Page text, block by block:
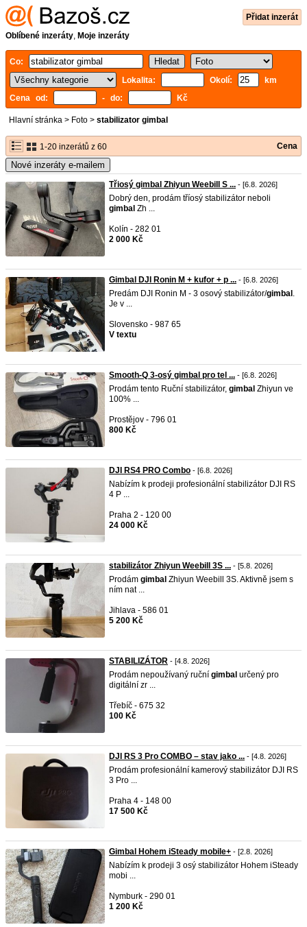
Přidat inzerát
Oblíbené inzeráty, Moje inzeráty
Co:
Lokalita:
Okolí:
km
Cena od:
- do: Kč
Hlavní stránka > Foto > stabilizator gimbal
1-20 inzerátů z 60 Cena
Nové inzeráty e-mailem
Třiosý gimbal Zhiyun Weebill S ... - [6.8. 2026]
Dobrý den, prodám tříosý stabilizátor neboli
gimbal Zh ...
Kolín - 282 01
2 000 Kč
Gimbal DJI Ronin M + kufor + p ... - [6.8. 2026]
Predám DJI Ronin M - 3 osový stabilizátor/gimbal .
Je v ...
Slovensko - 987 65
V textu
Smooth-Q 3-osý gimbal pro tel ... - [6.8. 2026]
Prodám tento Ruční stabilizátor, gimbal Zhiyun ve
100% ...
Prostějov - 796 01
800 Kč
DJI RS4 PRO Combo - [6.8. 2026]
Nabízím k prodeji profesionální stabilizátor DJI RS
4 P ...
Praha 2 - 120 00
24 000 Kč
stabilizátor Zhiyun Weebill 3S ... - [5.8. 2026]
Prodám gimbal Zhiyun Weebill 3S. Aktivně jsem s
ním nat ...
Jihlava - 586 01
5 200 Kč
STABILIZÁTOR - [4.8. 2026]
Prodám nepoužívaný ruční gimbal určený pro
digitální zr ...
Třebíč - 675 32
100 Kč
DJI RS 3 Pro COMBO – stav jako ... - [4.8. 2026]
Prodám profesionální kamerový stabilizátor DJI RS
3 Pro ...
Praha 4 - 148 00
17 500 Kč
Gimbal Hohem iSteady mobile+ - [2.8. 2026]
Nabízím k prodeji 3 osý stabilizátor Hohem iSteady
mobi ...
Nymburk - 290 01
1 200 Kč